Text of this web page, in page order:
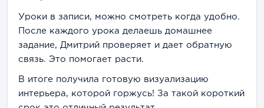
Уроки в записи, можно смотреть когда удобно.
После каждого урока делаешь домашнее
задание, Дмитрий проверяет и дает обратную
связь. Это помогает расти.
В итоге получила готовую визуализацию
интерьера, которой горжусь! За такой короткий